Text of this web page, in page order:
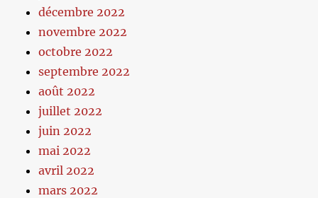
décembre 2022
novembre 2022
octobre 2022
septembre 2022
août 2022
juillet 2022
juin 2022
mai 2022
avril 2022
mars 2022